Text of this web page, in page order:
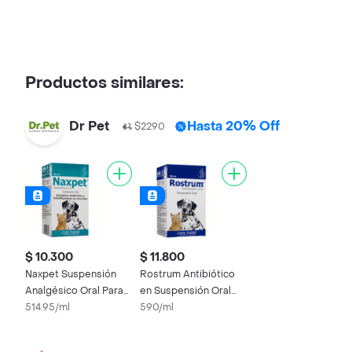
Productos similares:
Dr Pet $2290 Hasta 20% Off
$ 10.300
Naxpet Suspensión
Analgésico Oral Para
Perros y Gatos
514.95/ml
$ 11.800
Rostrum Antibiótico
en Suspensión Oral
para Mascotas
590/ml